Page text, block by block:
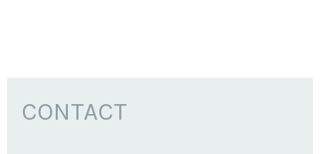
CONTACT